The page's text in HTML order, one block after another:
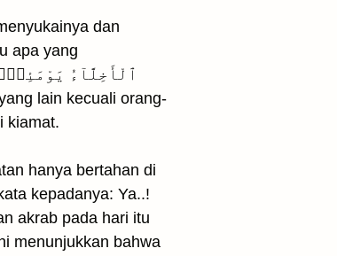
dan
apa yang
kiamat.
hanya bertahan di
kepadanya: Ya..!
menunjukkan bahwa